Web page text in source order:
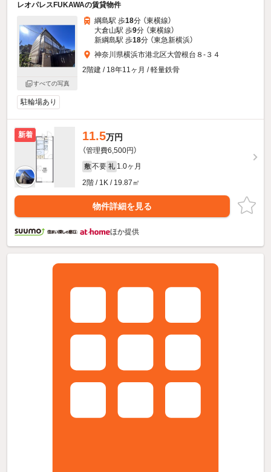
レオパレスFUKAWAの賃貸物件
すべての写真
綱島駅 歩18分 （東横線）
大倉山駅 歩9分 （東横線）
新綱島駅 歩18分 （東急新横浜）
神奈川県横浜市港北区大曽根台８-３４
2階建 / 18年11ヶ月 / 軽量鉄骨
駐輪場あり
新着 11.5万円
（管理費6,500円）
敷 不要 礼 1.0ヶ月
2階 / 1K / 19.87㎡
物件詳細を見る
ほか提供